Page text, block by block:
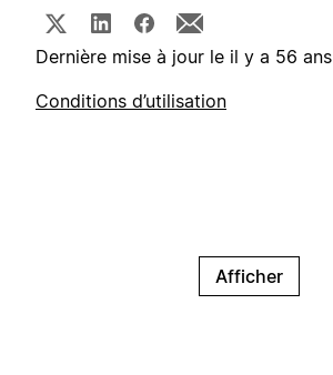
Dernière mise à jour le il y a 56 ans
Conditions d’utilisation
Afficher